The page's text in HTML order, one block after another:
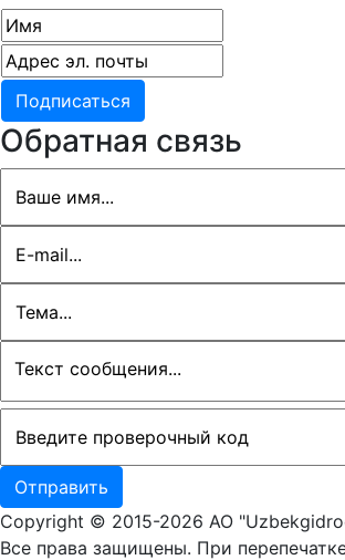
Обратная связь
Copyright © 2015-2026 АО
Все права защищены. При